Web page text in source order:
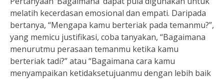
melatih kecerdasan emosional dan empati. Daripada
bertanya, “Mengapa kamu berteriak pada temanmu?”,
yang memicu justifikasi, coba tanyakan, “Bagaimana
menurutmu perasaan temanmu ketika kamu
berteriak tadi?” atau “Bagaimana cara kamu
menyampaikan ketidaksetujuanmu dengan lebih baik